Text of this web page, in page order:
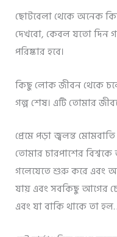
ছোটবেলা থেকে অনেক
দেখবো, কেবল যতো দিন
পরিষ্কার হবে।
কিছু লোক জীবন থেকে
গল্প শেষ। এটি তোমার
প্রেমে পড়া জ্বলন্ত
তোমার চারপাশের
গলেযেতে শুরু করে এবং
যায় এবং সবকিছু আগের
এবং যা বাকি থাকে তা